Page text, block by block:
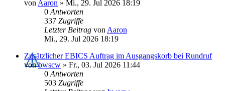
von Aaron » Mi., 29. Jul 2026 18:19
0 Antworten
337 Zugriffe
Letzter Beitrag von Aaron
Mi., 29. Jul 2026 18:19
Zusätzlicher EBICS Auftrag im Ausgangskorb bei Rundruf
vonbwscw » Fr., 03. Jul 2026 11:44
0 Antworten
503 Zugriffe